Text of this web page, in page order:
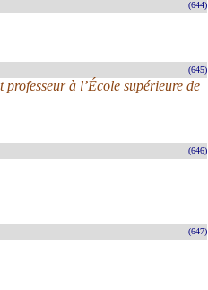
(644)
(645)
à l’École supérieure de
(646)
(647)